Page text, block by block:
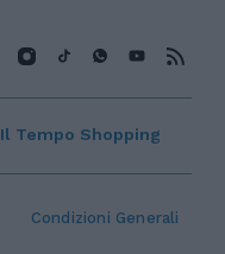
Condizioni Generali
Il Tempo Shopping